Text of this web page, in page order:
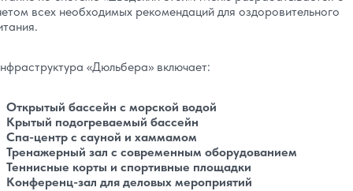
всех необходимых рекомендаций для оздоровительного
«Дюльбера» включает:
Открытый бассейн с морской водой
Крытый подогреваемый бассейн
Спа-центр с сауной и хаммамом
Тренажерный зал с современным оборудованием
Теннисные корты и спортивные площадки
Конференц-зал для деловых мероприятий